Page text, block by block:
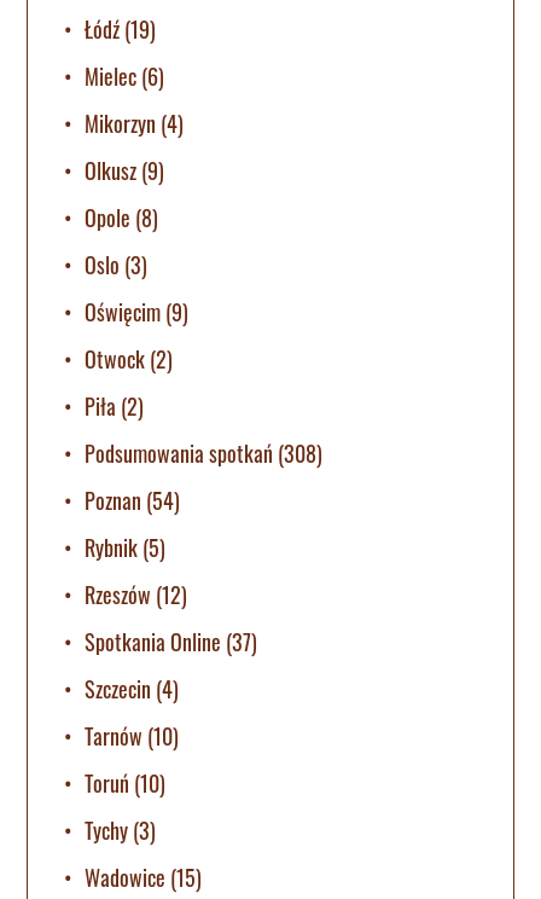
Łódź(19)
Mielec(6)
Mikorzyn (4)
Olkusz(9)
Opole (8)
Oslo (3)
Oświęcim(9)
Otwock(2)
Piła (2)
Podsumowania spotkań (308)
Poznan (54)
Rybnik(5)
Rzeszów (12)
Spotkania Online (37)
Szczecin (4)
Tarnów (10)
Toruń (10)
Tychy(3)
Wadowice (15)